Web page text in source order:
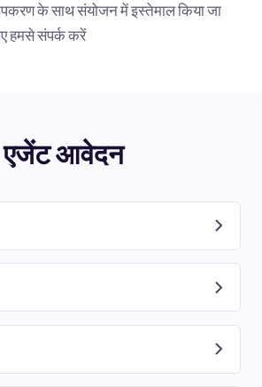
के साथ संयोजन में इस्तेमाल किया जा
हमसे संपर्क करें
एजेंट आवेदन